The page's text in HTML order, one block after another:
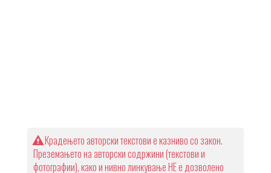
Крадењето авторски текстови е казниво со закон.
Преземањето на авторски содржини (текстови и
фотографии), како и нивно линкување НЕ е дозволено